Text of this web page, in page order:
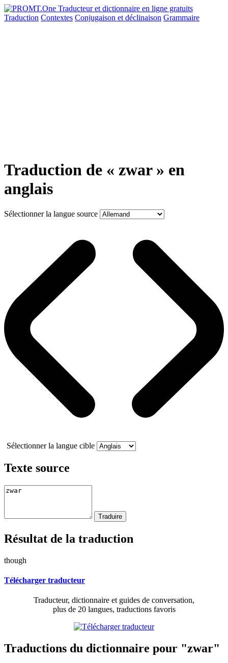
Traduction Contextes Conjugaison et déclinaison Grammaire
Traduction de « zwar » en
anglais
Sélectionner la langue source
Sélectionner la langue cible
Texte source
Résultat de la traduction
though
Télécharger traducteur
Traducteur, dictionnaire et guides de conversation,
plus de 20 langues, traductions favoris
Traductions du dictionnaire pour "zwar"